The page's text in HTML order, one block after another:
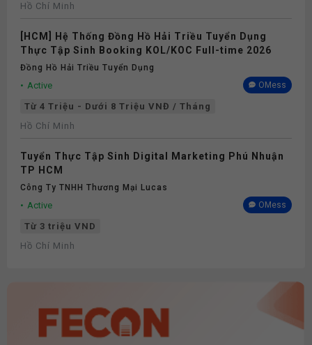
Hồ Chí Minh
[HCM] Hệ Thống Đồng Hồ Hải Triều Tuyển Dụng
Thực Tập Sinh Booking KOL/KOC Full-time 2026
Đồng Hồ Hải Triều Tuyển Dụng
Active OMess
Từ 4 Triệu - Dưới 8 Triệu VNĐ / Tháng
Hồ Chí Minh
Tuyển Thực Tập Sinh Digital Marketing Phú Nhuận
TP HCM
Công Ty TNHH Thương Mại Lucas
Active OMess
Từ 3 triệu VND
Hồ Chí Minh